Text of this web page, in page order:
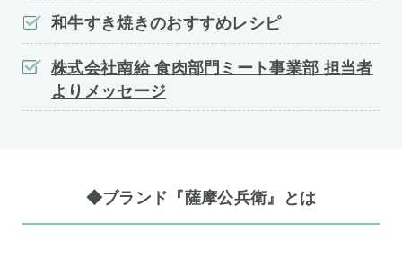
和牛すき焼きのおすすめレシピ
株式会社南給 食肉部門ミート事業部 担当者
よりメッセージ
◆ブランド『薩摩公兵衛』とは